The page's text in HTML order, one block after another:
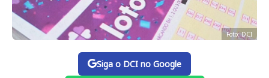
Foto: DCI
Siga o DCI no Google